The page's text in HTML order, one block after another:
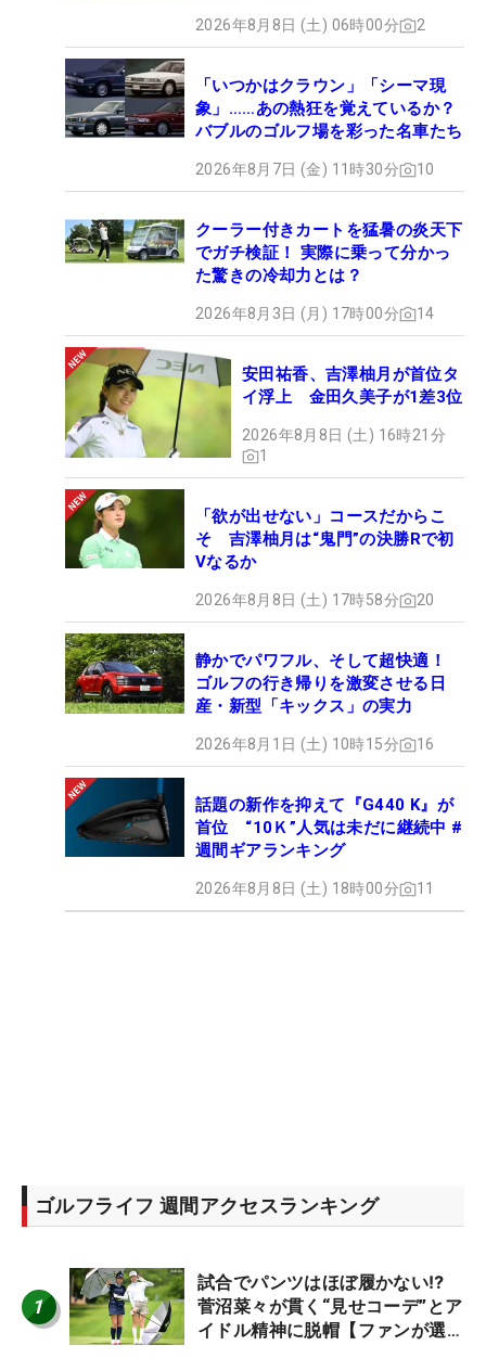
2026年8月8日 (土) 06時00分 2
「いつかはクラウン」「シーマ現
象」……あの熱狂を覚えているか？
バブルのゴルフ場を彩った名車たち
2026年8月7日 (金) 11時30分 10
クーラー付きカートを猛暑の炎天下
でガチ検証！ 実際に乗って分かっ
た驚きの冷却力とは？
2026年8月3日 (月) 17時00分 14
安田祐香、吉澤柚月が首位タ
イ浮上 金田久美子が1差3位
2026年8月8日 (土) 16時21分
1
「欲が出せない」コースだからこ
そ 吉澤柚月は“鬼門”の決勝Rで初
Vなるか
2026年8月8日 (土) 17時58分 20
静かでパワフル、そして超快適！
ゴルフの行き帰りを激変させる日
産・新型「キックス」の実力
2026年8月1日 (土) 10時15分 16
話題の新作を抑えて『G440 K』が
首位 “10Ｋ”人気は未だに継続中 #
週間ギアランキング
2026年8月8日 (土) 18時00分 11
ゴルフライフ 週間アクセスランキング
1
試合でパンツはほぼ履かない⁉
菅沼菜々が貫く“見せコーデ”とア
イドル精神に脱帽【ファンが選ぶ